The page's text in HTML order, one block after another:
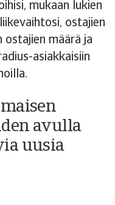
mukaan lukien
ostajien
määrä ja
asiakkaisiin
avulla
uusia